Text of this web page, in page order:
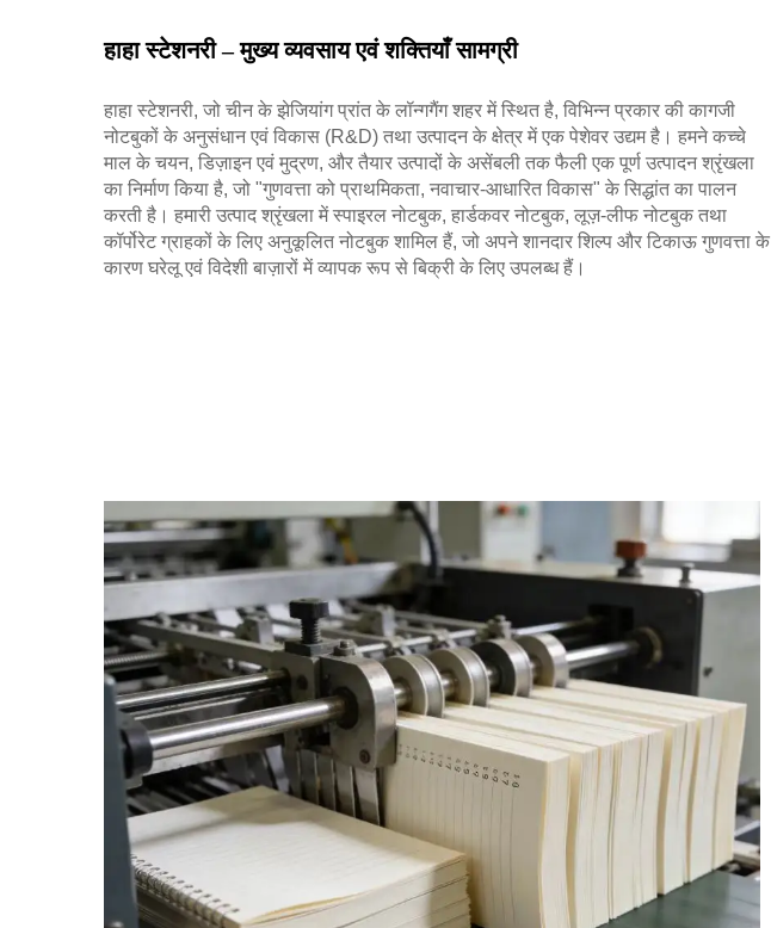
हाहा स्टेशनरी – मुख्य व्यवसाय एवं शक्तियाँ सामग्री
हाहा स्टेशनरी, जो चीन के झेजियांग प्रांत के लॉन्गगैंग शहर में स्थित है, विभिन्न प्रकार की कागजी
नोटबुकों के अनुसंधान एवं विकास (R&D) तथा उत्पादन के क्षेत्र में एक पेशेवर उद्यम है। हमने कच्चे
माल के चयन, डिज़ाइन एवं मुद्रण, और तैयार उत्पादों के असेंबली तक फैली एक पूर्ण उत्पादन श्रृंखला
का निर्माण किया है, जो "गुणवत्ता को प्राथमिकता, नवाचार-आधारित विकास" के सिद्धांत का पालन
करती है। हमारी उत्पाद श्रृंखला में स्पाइरल नोटबुक, हार्डकवर नोटबुक, लूज़-लीफ नोटबुक तथा
कॉर्पोरेट ग्राहकों के लिए अनुकूलित नोटबुक शामिल हैं, जो अपने शानदार शिल्प और टिकाऊ गुणवत्ता के
कारण घरेलू एवं विदेशी बाज़ारों में व्यापक रूप से बिक्री के लिए उपलब्ध हैं।